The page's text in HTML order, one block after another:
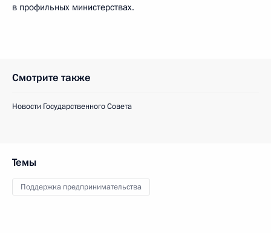
в профильных министерствах.
Смотрите также
Новости Государственного Совета
Темы
Поддержка предпринимательства